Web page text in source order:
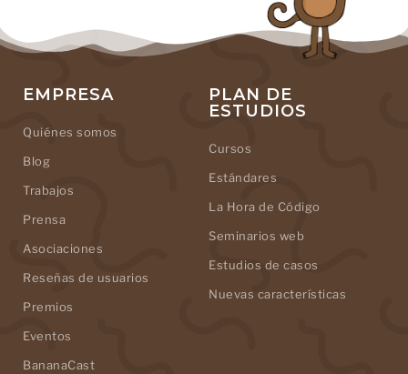
EMPRESA
Quiénes somos
Blog
Trabajos
Prensa
Asociaciones
Reseñas de usuarios
Premios
Eventos
BananaCast
PLAN DE
ESTUDIOS
Cursos
Estándares
La Hora de Código
Seminarios web
Estudios de casos
Nuevas características